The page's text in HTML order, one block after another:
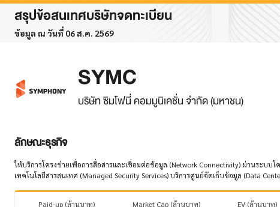
สรุปข้อสนเทศบริษัทจดทะเบียน
ข้อมูล ณ วันที่ 06 ส.ค. 2569
SYMC
บริษัท ซิมโฟนี่ คอมมูนิเคชั่น จำกัด (มหาชน)
ลักษณะธุรกิจ
ให้บริการโครงข่ายเพื่อการสื่อสารและเชื่อมต่อข้อมูล (Network Connectivity) ผ่านระบ
เทคโนโลยีสารสนเทศ (Managed Security Services) บริการศูนย์จัดเก็บข้อมูล (Data
Paid-up (ล้านบาท) Market Cap (ล้านบาท) EV (ล้านบาท)